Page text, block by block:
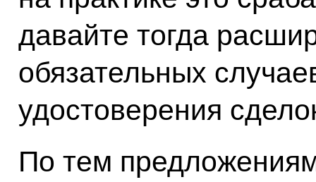
давайте тогда
обязательных
удостоверения
По тем